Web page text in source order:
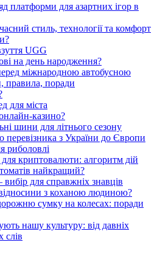
платформи для азартних ігор в
стиль, технології та комфорт
UGG
на день народження?
міжнародною автобусною
правила, поради
для міста
казино?
шини для літнього сезону
перевізника з України до Європи
риболовлі
криптовалюти: алгоритм дій
найкращий?
вибір для справжніх знавців
з коханою людиною?
сумку на колесах: поради
нашу культуру: від давніх
слів